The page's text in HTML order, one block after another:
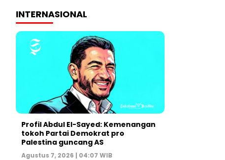
INTERNASIONAL
Profil Abdul El-Sayed: Kemenangan
tokoh Partai Demokrat pro
Palestina guncang AS
Agustus 7, 2026 | 04:07 WIB